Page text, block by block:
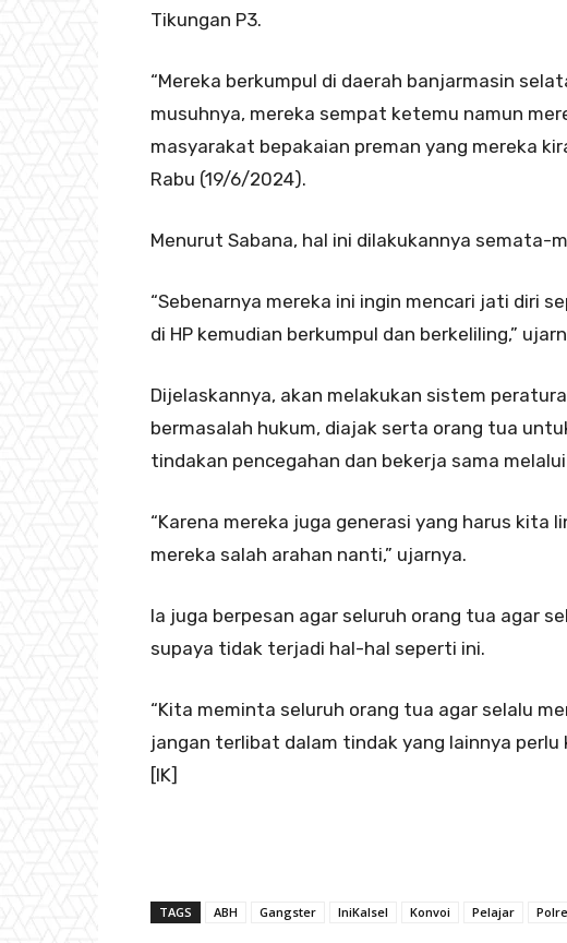
Tikungan P3.
“Mereka berkumpul di daerah banjarmasin
musuhnya, mereka sempat ketemu namun
masyarakat bepakaian preman yang mereka
Rabu (19/6/2024).
Menurut Sabana, hal ini dilakukannya semata-
“Sebenarnya mereka ini ingin mencari jati diri
di HP kemudian berkumpul dan berkeliling,”
Dijelaskannya, akan melakukan sistem
bermasalah hukum, diajak serta orang tua
tindakan pencegahan dan bekerja sama
“Karena mereka juga generasi yang harus kita
mereka salah arahan nanti,” ujarnya.
Ia juga berpesan agar seluruh orang tua agar
supaya tidak terjadi hal-hal seperti ini.
“Kita meminta seluruh orang tua agar selalu
jangan terlibat dalam tindak yang lainnya
[IK]
TAGS ABH Gangster IniKalsel Konvoi Pelajar